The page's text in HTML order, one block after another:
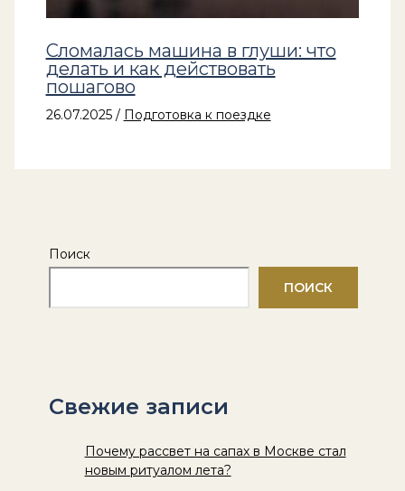
Сломалась машина в глуши: что
делать и как действовать
пошагово
26.07.2025 / Подготовка к поездке
Поиск
ПОИСК
Свежие записи
Почему рассвет на сапах в Москве стал
новым ритуалом лета?